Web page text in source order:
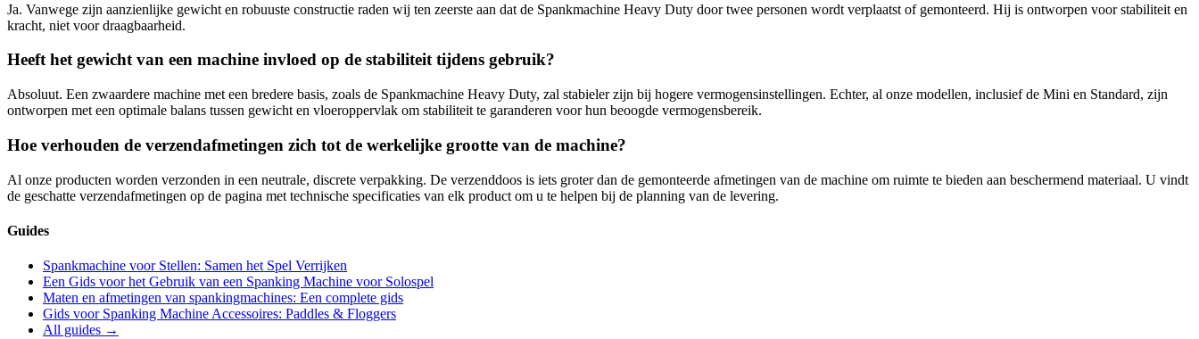
Ja. Vanwege zijn aanzienlijke gewicht en robuuste constructie raden wij ten zeerste aan dat de Spankmachine Heavy Duty door twee personen wordt verplaatst of gemonteerd. Hij is ontworpen voor stabiliteit en
kracht, niet voor draagbaarheid.
Heeft het gewicht van een machine invloed op de stabiliteit tijdens gebruik?
Absoluut. Een zwaardere machine met een bredere basis, zoals de Spankmachine Heavy Duty, zal stabieler zijn bij hogere vermogensinstellingen. Echter, al onze modellen, inclusief de Mini en Standard, zijn
ontworpen met een optimale balans tussen gewicht en vloeroppervlak om stabiliteit te garanderen voor hun beoogde vermogensbereik.
Hoe verhouden de verzendafmetingen zich tot de werkelijke grootte van de machine?
Al onze producten worden verzonden in een neutrale, discrete verpakking. De verzenddoos is iets groter dan de gemonteerde afmetingen van de machine om ruimte te bieden aan beschermend materiaal. U vindt
de geschatte verzendafmetingen op de pagina met technische specificaties van elk product om u te helpen bij de planning van de levering.
Guides
Spankmachine voor Stellen: Samen het Spel Verrijken
Een Gids voor het Gebruik van een Spanking Machine voor Solospel
Maten en afmetingen van spankingmachines: Een complete gids
Gids voor Spanking Machine Accessoires: Paddles & Floggers
All guides →